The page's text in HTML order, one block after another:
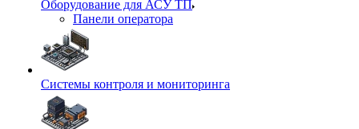
Оборудование для АСУ ТП
Панели оператора
Системы контроля и мониторинга